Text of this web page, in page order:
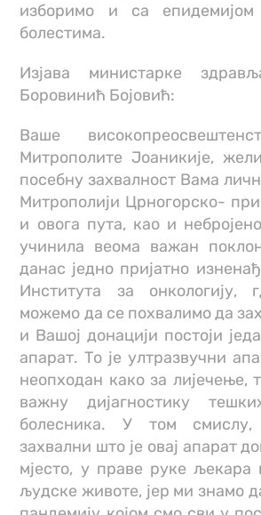
изборимо и са
болестима.
Изјава министарке
Боровинић Бојовић:
Ваше
Митрополите Јоаникије,
посебну захвалност Вама
Митрополији Црногорско-
и овога пута, као и
учинила веома важан
данас једно пријатно
Института за онкологију,
можемо да се похвалимо да
и Вашој донацији постоји
апарат. То је ултразвучни
неопходан како за лијечење,
важну дијагностику
болесника. У том
захвални што је овај апарат
мјесто, у праве руке љекара
људске животе, јер ми знамо